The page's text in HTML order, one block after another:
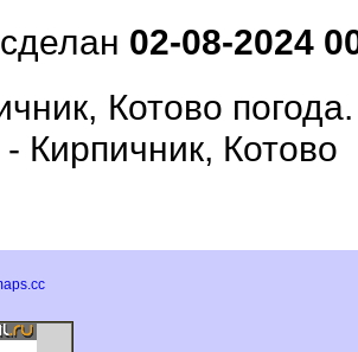
02-08-2024
Котово
Кирпичник, Котово